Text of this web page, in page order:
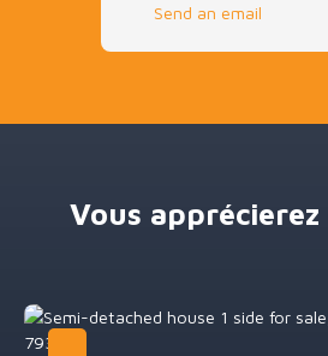
Send an email
Vous apprécierez